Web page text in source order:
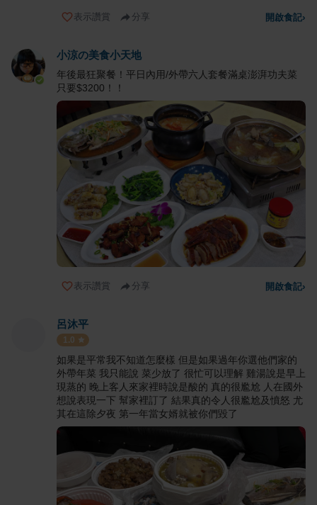
表示讚賞 分享 開啟食記›
小涼の美食小天地
年後最狂聚餐！平日內用/外帶六人套餐滿桌澎湃功夫菜
只要$3200！！
表示讚賞 分享 開啟食記›
呂沐平
1.0
如果是平常我不知道怎麼樣 但是如果過年你選他們家的
外帶年菜 我只能說 菜少放了 很忙可以理解 雞湯說是早上
現蒸的 晚上客人來家裡時說是酸的 真的很尷尬 人在國外
想說表現一下 幫家裡訂了 結果真的令人很尷尬及憤怒 尤
其在這除夕夜 第一年當女婿就被你們毀了